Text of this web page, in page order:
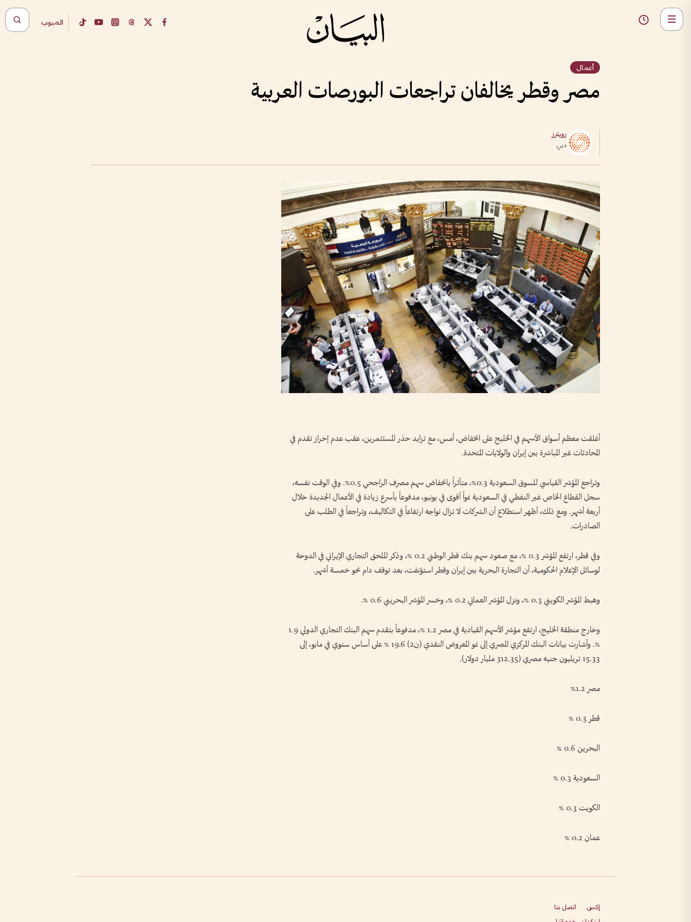
المبوب
أعمال
مصر وقطر يخالفان تراجعات البورصات العربية
رويترز
دبي
أغلقت معظم أسواق الأسهم في ​الخليج على انخفاض، أمس، مع تزايد حذر المستثمرين، ​عقب عدم إحراز تقدم في
المحادثات غير المباشرة بين إيران والولايات المتحدة.
وتراجع المؤشر القياسي للسوق السعودية 0.3%، متأثراً بانخفاض سهم مصرف الراجحي 0.5%. وفي الوقت نفسه،
سجل القطاع الخاص غير النفطي في السعودية نمواً أقوى في يونيو، مدفوعاً بأسرع زيادة ​في الأعمال الجديدة خلال
أربعة أشهر. ومع ​ذلك، أظهر استطلاع أن الشركات لا تزال تواجه ارتفاعاً في التكاليف، وتراجعاً في الطلب على
الصادرات.
وفي قطر، ارتفع ​المؤشر ⁠0.3 %، ⁠مع صعود سهم بنك قطر الوطني 0.2 %، وذكر الملحق التجاري الإيراني في الدوحة
لوسائل الإعلام الحكومية، أن ⁠التجارة البحرية بين إيران وقطر استؤنفت، بعد توقف دام نحو خمسة أشهر.
وهبط المؤشر الكويتي 0.3 %، ونزل المؤشر العماني 0.2 %، وخسر المؤشر البحريني 0.6 %.
وخارج منطقة الخليج، ارتفع مؤشر الأسهم القيادية في مصر 1.2 %، مدفوعاً بتقدم سهم البنك التجاري الدولي ​1.9
%. وأشارت بيانات البنك المركزي المصري إلى نمو المعروض النقدي (ن2) 19.6 % على أساس سنوي في مايو، إلى
15.33 تريليون جنيه مصري (312.35 مليار ​دولار).
مصر 1.2%
قطر ⁠0.3 %
البحرين 0.6 %
السعودية 0.3 %
الكويت 0.3 %
عمان 0.2 %
إكس
اتصل بنا